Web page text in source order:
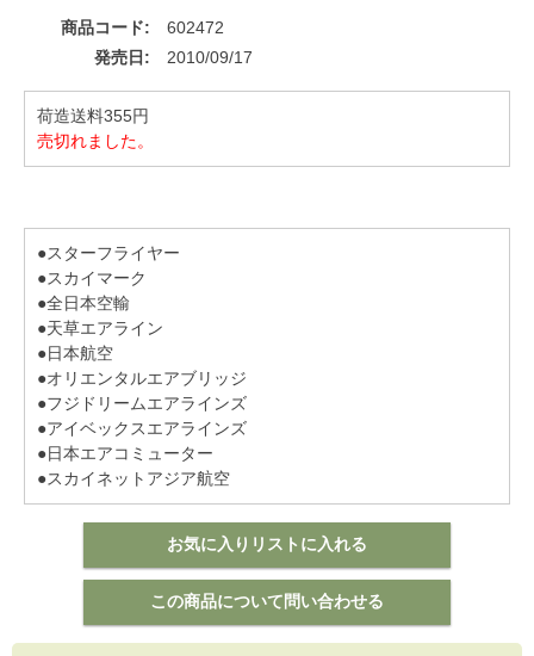
商品コード
602472
発売日
2010/09/17
荷造送料355円
売切れました。
●スターフライヤー
●スカイマーク
●全日本空輸
●天草エアライン
●日本航空
●オリエンタルエアブリッジ
●フジドリームエアラインズ
●アイベックスエアラインズ
●日本エアコミューター
●スカイネットアジア航空